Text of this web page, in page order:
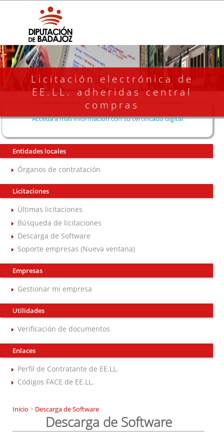
Licitación electrónica de
EE.LL. adheridas central
compras
Acceda a más información con su certificado digital
Entidades locales
Órganos de contratación
Licitaciones
Últimas licitaciones
Búsqueda de licitaciones
Descarga de Software
Soporte empresas (Nueva ventana)
Empresas
Gestionar mi empresa
Utilidades
Verificación de documentos
Enlaces
Perfil de Contratante de EE.LL.
Códigos FACE de EE.LL.
Inicio > Descarga de Software
Descarga de Software